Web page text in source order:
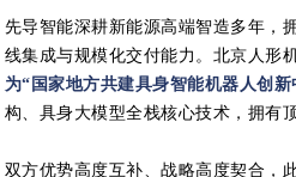
先导智能深耕新能源高端智造多年，
线集成与规模化交付能力。北京人形
为“国家地方共建具身智能机器人创
构、具身大模型全栈核心技术，拥有
双方优势高度互补、战略高度契合，